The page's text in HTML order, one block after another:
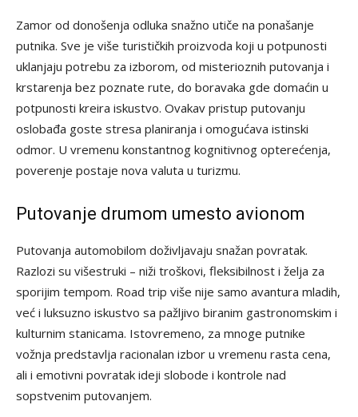
Zamor od donošenja odluka snažno utiče na ponašanje
putnika. Sve je više turističkih proizvoda koji u potpunosti
uklanjaju potrebu za izborom, od misterioznih putovanja i
krstarenja bez poznate rute, do boravaka gde domaćin u
potpunosti kreira iskustvo. Ovakav pristup putovanju
oslobađa goste stresa planiranja i omogućava istinski
odmor. U vremenu konstantnog kognitivnog opterećenja,
poverenje postaje nova valuta u turizmu.
Putovanje drumom umesto avionom
Putovanja automobilom doživljavaju snažan povratak.
Razlozi su višestruki – niži troškovi, fleksibilnost i želja za
sporijim tempom. Road trip više nije samo avantura mladih,
već i luksuzno iskustvo sa pažljivo biranim gastronomskim i
kulturnim stanicama. Istovremeno, za mnoge putnike
vožnja predstavlja racionalan izbor u vremenu rasta cena,
ali i emotivni povratak ideji slobode i kontrole nad
sopstvenim putovanjem.